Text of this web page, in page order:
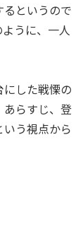
というので
うに、一人
した戦慄の
あらすじ、登
う視点から